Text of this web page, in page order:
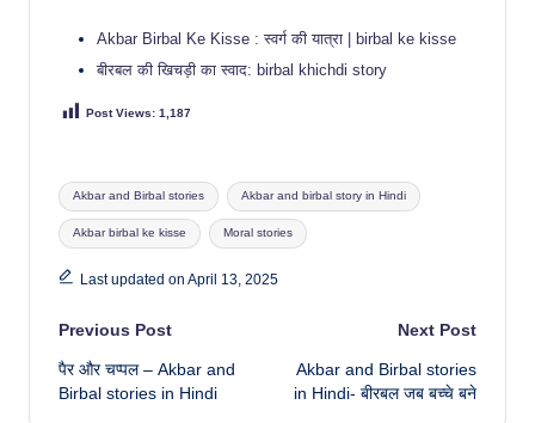
Akbar Birbal Ke Kisse : स्वर्ग की यात्रा | birbal ke kisse
बीरबल की खिचड़ी का स्वाद: birbal khichdi story
Post Views: 1,187
Tags:
Akbar and Birbal stories Akbar and birbal story in Hindi
Akbar birbal ke kisse Moral stories
Last updated on April 13, 2025
Post
navigation
Previous Post
पैर और चप्पल – Akbar and
Birbal stories in Hindi
Next Post
Akbar and Birbal stories
in Hindi- बीरबल जब बच्चे बने